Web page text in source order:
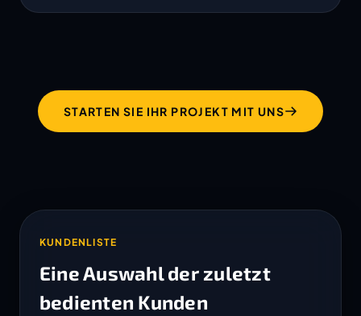
STARTEN SIE IHR PROJEKT MIT UNS
KUNDENLISTE
Eine Auswahl der zuletzt
bedienten Kunden